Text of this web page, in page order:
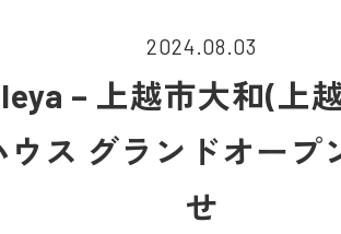
2024.08.03
– 上越市大和(上
ウス グランドオープ
せ